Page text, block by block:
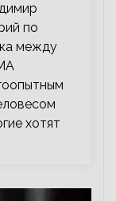
по
между
хотят